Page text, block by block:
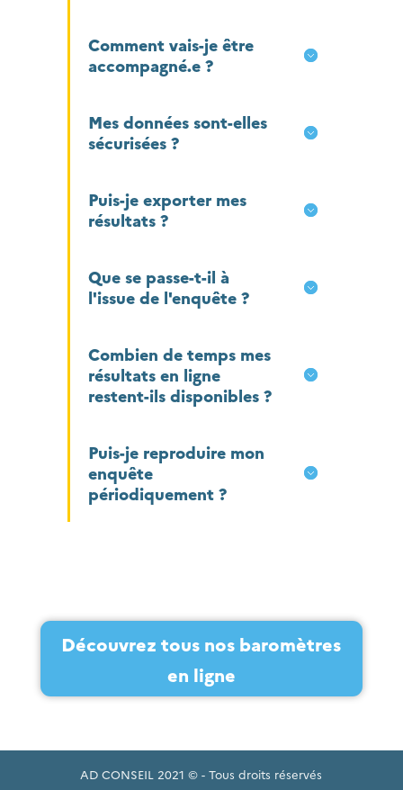
Comment vais-je être
accompagné.e ?
Mes données sont-elles
sécurisées ?
Puis-je exporter mes
résultats ?
Que se passe-t-il à
l'issue de l'enquête ?
Combien de temps mes
résultats en ligne
restent-ils disponibles ?
Puis-je reproduire mon
enquête
périodiquement ?
Découvrez tous nos baromètres
en ligne
AD CONSEIL 2021 © - Tous droits réservés